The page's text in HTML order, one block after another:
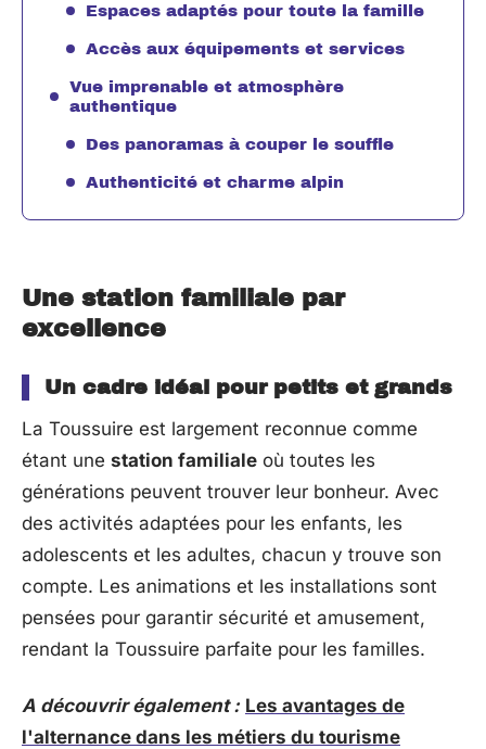
Espaces adaptés pour toute la famille
Accès aux équipements et services
Vue imprenable et atmosphère
authentique
Des panoramas à couper le souffle
Authenticité et charme alpin
Une station familiale par
excellence
Un cadre idéal pour petits et grands
La Toussuire est largement reconnue comme
étant une station familiale où toutes les
générations peuvent trouver leur bonheur. Avec
des activités adaptées pour les enfants, les
adolescents et les adultes, chacun y trouve son
compte. Les animations et les installations sont
pensées pour garantir sécurité et amusement,
rendant la Toussuire parfaite pour les familles.
A découvrir également : Les avantages de
l'alternance dans les métiers du tourisme